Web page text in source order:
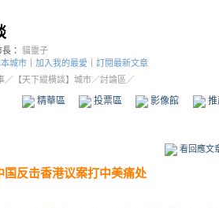
： 貓靈子
城市 加入我的最愛
訂閱最新文章
／ 【天下縱橫談】城市／討論區／
精華區 投票區 影像館
看回應文
反击香港议案打中美痛处